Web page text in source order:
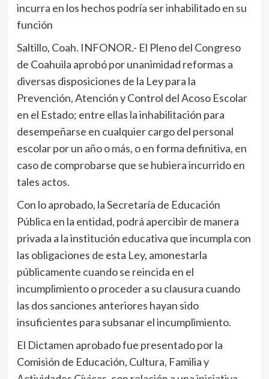
incurra en los hechos podría ser inhabilitado en su
función
Saltillo, Coah. INFONOR.- El Pleno del Congreso
de Coahuila aprobó por unanimidad reformas a
diversas disposiciones de la Ley para la
Prevención, Atención y Control del Acoso Escolar
en el Estado; entre ellas la inhabilitación para
desempeñarse en cualquier cargo del personal
escolar por un año o más, o en forma definitiva, en
caso de comprobarse que se hubiera incurrido en
tales actos.
Con lo aprobado, la Secretaría de Educación
Pública en la entidad, podrá apercibir de manera
privada a la institución educativa que incumpla con
las obligaciones de esta Ley, amonestarla
públicamente cuando se reincida en el
incumplimiento o proceder a su clausura cuando
las dos sanciones anteriores hayan sido
insuficientes para subsanar el incumplimiento.
El Dictamen aprobado fue presentado por la
Comisión de Educación, Cultura, Familia y